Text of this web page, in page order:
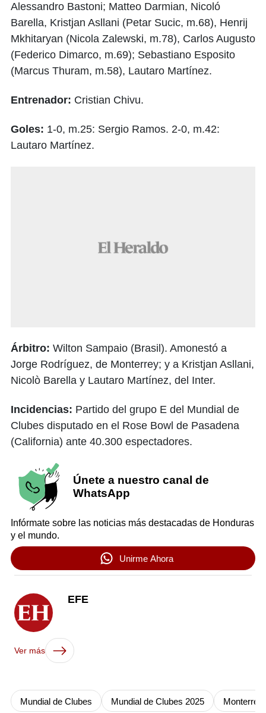
Alessandro Bastoni; Matteo Darmian, Nicoló
Barella, Kristjan Asllani (Petar Sucic, m.68), Henrij
Mkhitaryan (Nicola Zalewski, m.78), Carlos Augusto
(Federico Dimarco, m.69); Sebastiano Esposito
(Marcus Thuram, m.58), Lautaro Martínez.
Entrenador: Cristian Chivu.
Goles: 1-0, m.25: Sergio Ramos. 2-0, m.42:
Lautaro Martínez.
Árbitro: Wilton Sampaio (Brasil). Amonestó a
Jorge Rodríguez, de Monterrey; y a Kristjan Asllani,
Nicolò Barella y Lautaro Martínez, del Inter.
Incidencias: Partido del grupo E del Mundial de
Clubes disputado en el Rose Bowl de Pasadena
(California) ante 40.300 espectadores.
Únete a nuestro canal de
WhatsApp
Infórmate sobre las noticias más destacadas de Honduras
y el mundo.
Unirme Ahora
EFE
Ver más
Mundial de Clubes Mundial de Clubes 2025 Monterrey